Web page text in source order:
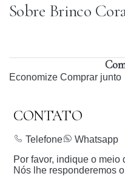
Prazo para o
Sobre Brinco
Economize Comprar junto
CONTATO
Telefone
Whatsapp
Por favor, indique o meio
Nós lhe responderemos